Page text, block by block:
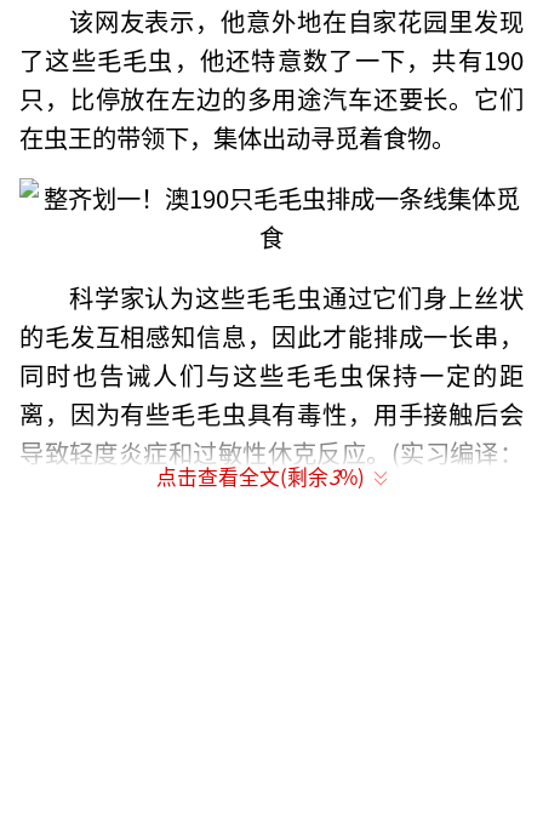
该网友表示，他意外地在自家花园里发现
了这些毛毛虫，他还特意数了一下，共有190
只，比停放在左边的多用途汽车还要长。它们
在虫王的带领下，集体出动寻觅着食物。
科学家认为这些毛毛虫通过它们身上丝状
的毛发互相感知信息，因此才能排成一长串，
同时也告诫人们与这些毛毛虫保持一定的距
离，因为有些毛毛虫具有毒性，用手接触后会
导致轻度炎症和过敏性休克反应。(实习编译：
王玉霞 审稿：朱盈库)（责任编辑：周晶晶 CN032）
点击查看全文(剩余3%)